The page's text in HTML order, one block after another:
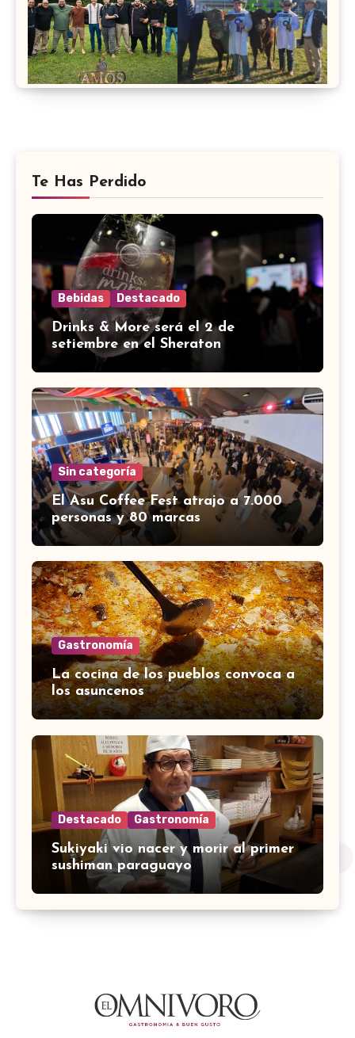
Te Has Perdido
Bebidas Destacado
Drinks & More será el 2 de
setiembre en el Sheraton
Sin categoría
El Asu Coffee Fest atrajo a 7.000
personas y 80 marcas
Gastronomía
La cocina de los pueblos convoca a
los asuncenos
Destacado Gastronomía
Sukiyaki vio nacer y morir al primer
sushiman paraguayo